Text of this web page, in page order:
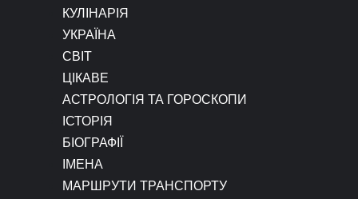
КУЛІНАРІЯ
УКРАЇНА
СВІТ
ЦІКАВЕ
АСТРОЛОГІЯ ТА ГОРОСКОПИ
ІСТОРІЯ
БІОГРАФІЇ
ІМЕНА
МАРШРУТИ ТРАНСПОРТУ